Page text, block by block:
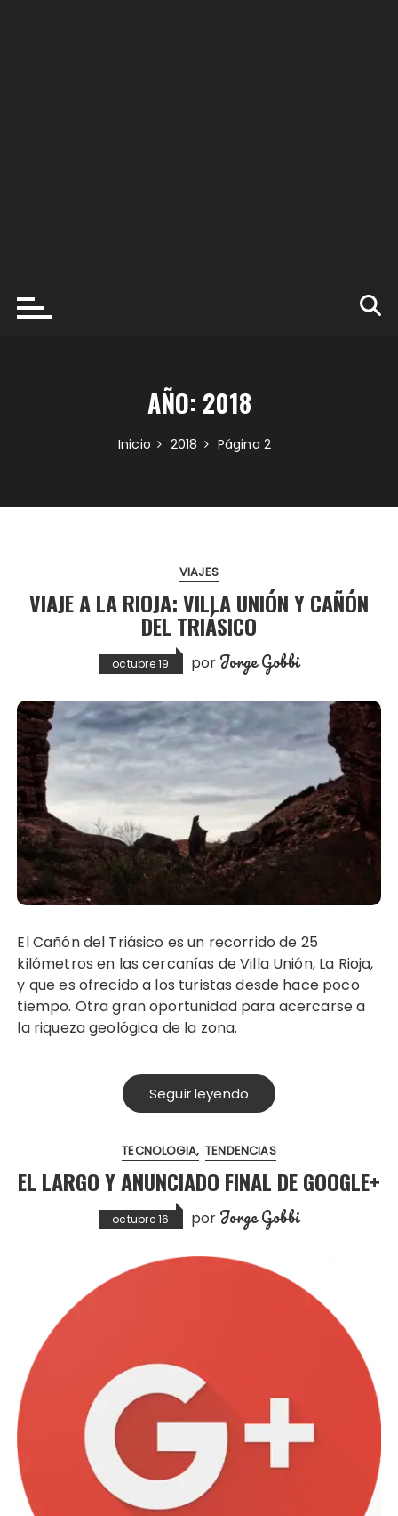
AÑO: 2018
Inicio 2018 Página 2
VIAJES
VIAJE A LA RIOJA: VILLA UNIÓN Y CAÑÓN
DEL TRIÁSICO
octubre 19 por Jorge Gobbi
El Cañón del Triásico es un recorrido de 25
kilómetros en las cercanías de Villa Unión, La Rioja,
y que es ofrecido a los turistas desde hace poco
tiempo. Otra gran oportunidad para acercarse a
la riqueza geológica de la zona.
Seguir leyendo
TECNOLOGIA TENDENCIAS
EL LARGO Y ANUNCIADO FINAL DE GOOGLE+
octubre 16 por Jorge Gobbi